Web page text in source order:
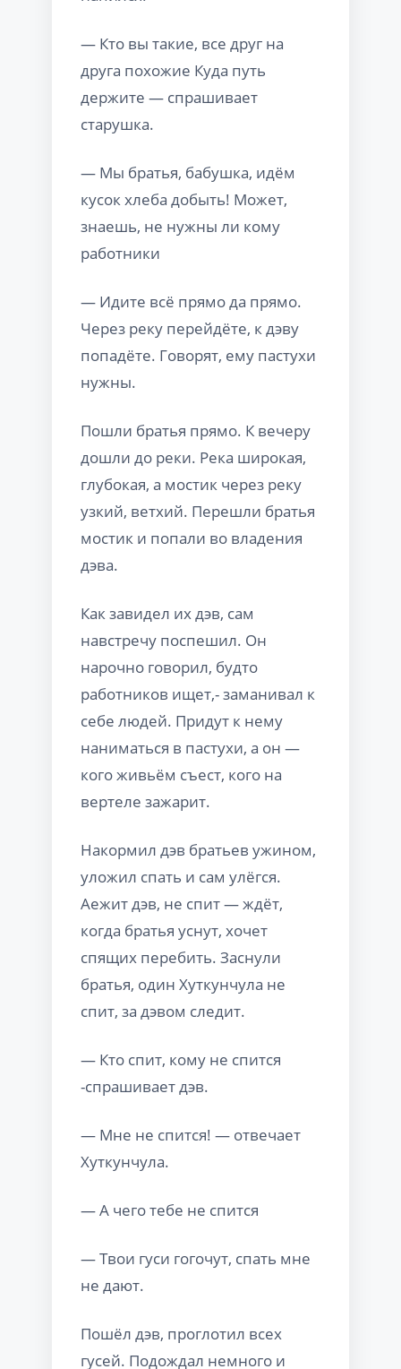
— Кто вы такие, все друг на
друга похожие Куда путь
держите — спрашивает
старушка.
— Мы братья, бабушка, идём
кусок хлеба добыть! Может,
знаешь, не нужны ли кому
работники
— Идите всё прямо да прямо.
Через реку перейдёте, к дэву
попадёте. Говорят, ему пастухи
нужны.
Пошли братья прямо. К вечеру
дошли до реки. Река широкая,
глубокая, а мостик через реку
узкий, ветхий. Перешли братья
мостик и попали во владения
дэва.
Как завидел их дэв, сам
навстречу поспешил. Он
нарочно говорил, будто
работников ищет,- заманивал к
себе людей. Придут к нему
наниматься в пастухи, а он —
кого живьём съест, кого на
вертеле зажарит.
Накормил дэв братьев ужином,
уложил спать и сам улёгся.
Аежит дэв, не спит — ждёт,
когда братья уснут, хочет
спящих перебить. Заснули
братья, один Хуткунчула не
спит, за дэвом следит.
— Кто спит, кому не спится
-спрашивает дэв.
— Мне не спится! — отвечает
Хуткунчула.
— А чего тебе не спится
— Твои гуси гогочут, спать мне
не дают.
Пошёл дэв, проглотил всех
гусей. Подождал немного и